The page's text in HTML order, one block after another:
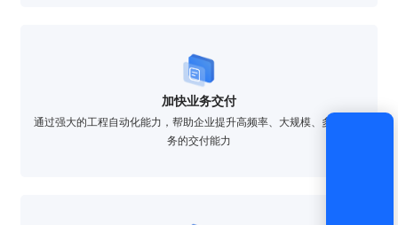
加快业务交付
通过强大的工程自动化能力，帮助企业提升高频率、大规模、多并发业
务的交付能力